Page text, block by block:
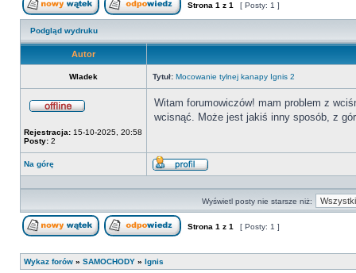
Nowy temat Odpowiedz w temacie
Strona 1 z 1 [ Posty: 1 ]
Podgląd wydruku
Autor
Wladek Tytuł: Mocowanie tylnej kanapy Ignis 2
Rejestracja: 15-10-2025, 20:58
Posty: 2
Witam forumowiczów! mam problem z
wcisnąć. Może jest jakiś inny sposób, z
Na górę
Wyświetl
Wyświetl posty nie starsze niż:
Strona 1 z 1 [ Posty: 1 ]
Wykaz forów » SAMOCHODY » Ignis